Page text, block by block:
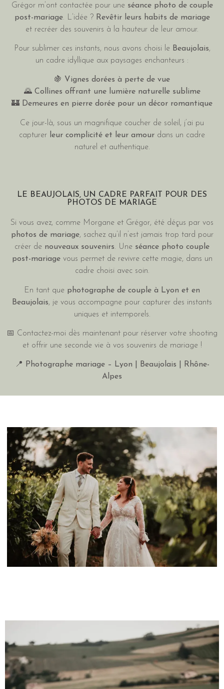
Grégor m’ont contactée pour une séance photo de couple
post-mariage. L’idée ? Revêtir leurs habits de mariage
et recréer des souvenirs à la hauteur de leur amour.
Pour sublimer ces instants, nous avons choisi le Beaujolais,
un cadre idyllique aux paysages enchanteurs :
🍇 Vignes dorées à perte de vue
🌄 Collines offrant une lumière naturelle sublime
🏰 Demeures en pierre dorée pour un décor romantique
Ce jour-là, sous un magnifique coucher de soleil, j’ai pu
capturer leur complicité et leur amour dans un cadre
naturel et authentique.
LE BEAUJOLAIS, UN CADRE PARFAIT POUR DES
PHOTOS DE MARIAGE
Si vous avez, comme Morgane et Grégor, été déçus par vos
photos de mariage, sachez qu’il n’est jamais trop tard pour
créer de nouveaux souvenirs. Une séance photo couple
post-mariagevous permet de revivre cette magie, dans un
cadre choisi avec soin.
En tant que photographe de couple à Lyon et en
Beaujolais, je vous accompagne pour capturer des instants
uniques et intemporels.
📅 Contactez-moi dès maintenant pour réserver votre shooting
et offrir une seconde vie à vos souvenirs de mariage !
📍 Photographe mariage – Lyon | Beaujolais | Rhône-
Alpes